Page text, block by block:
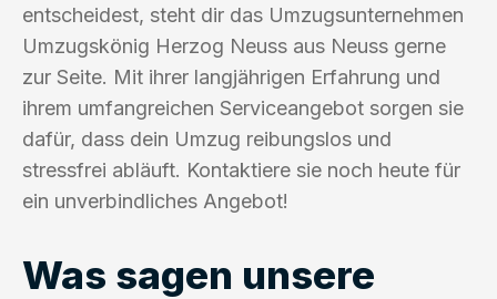
entscheidest, steht dir das Umzugsunternehmen
Umzugskönig Herzog Neuss aus Neuss gerne
zur Seite. Mit ihrer langjährigen Erfahrung und
ihrem umfangreichen Serviceangebot sorgen sie
dafür, dass dein Umzug reibungslos und
stressfrei abläuft. Kontaktiere sie noch heute für
ein unverbindliches Angebot!
Was sagen unsere